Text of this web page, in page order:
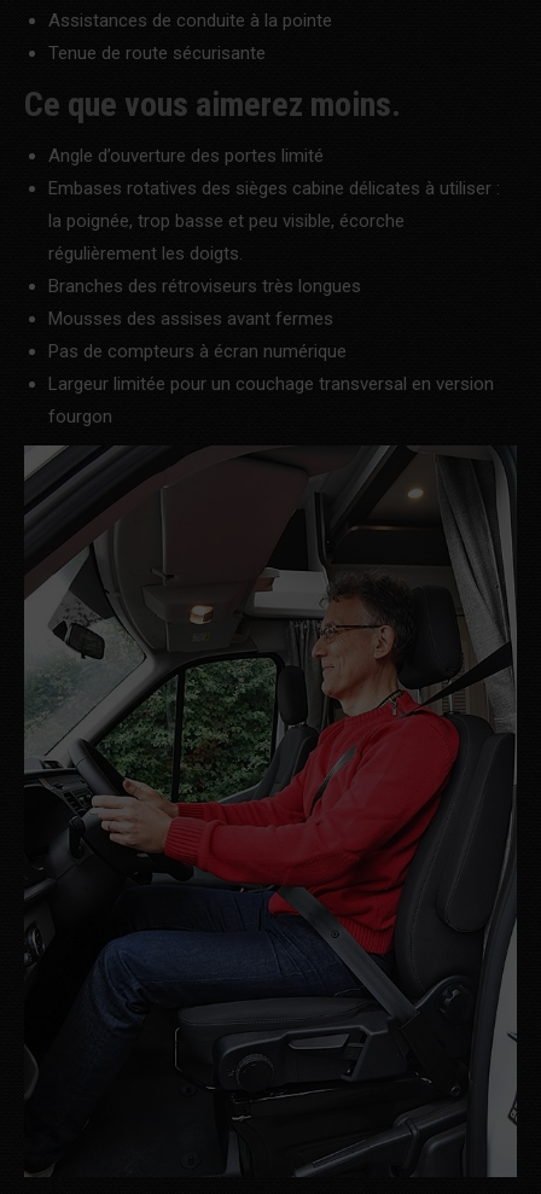
Assistances de conduite à la pointe
Tenue de route sécurisante
Ce que vous aimerez moins.
Angle d’ouverture des portes limité
Embases rotatives des sièges cabine délicates à utiliser :
la poignée, trop basse et peu visible, écorche
régulièrement les doigts.
Branches des rétroviseurs très longues
Mousses des assises avant fermes
Pas de compteurs à écran numérique
Largeur limitée pour un couchage transversal en version
fourgon